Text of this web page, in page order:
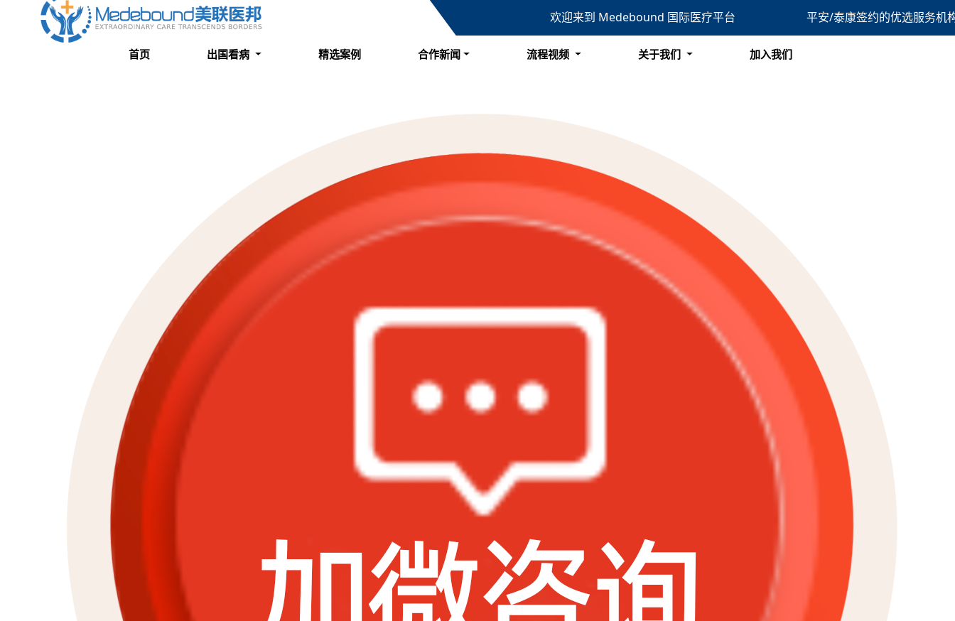
关于我们
成功案例
欢迎来到 Medebound 国际医疗平台 平安/泰康签约的优选服务机
首页 出国看病 精选案例 合作新闻 流程视频 关于我们 加入我们